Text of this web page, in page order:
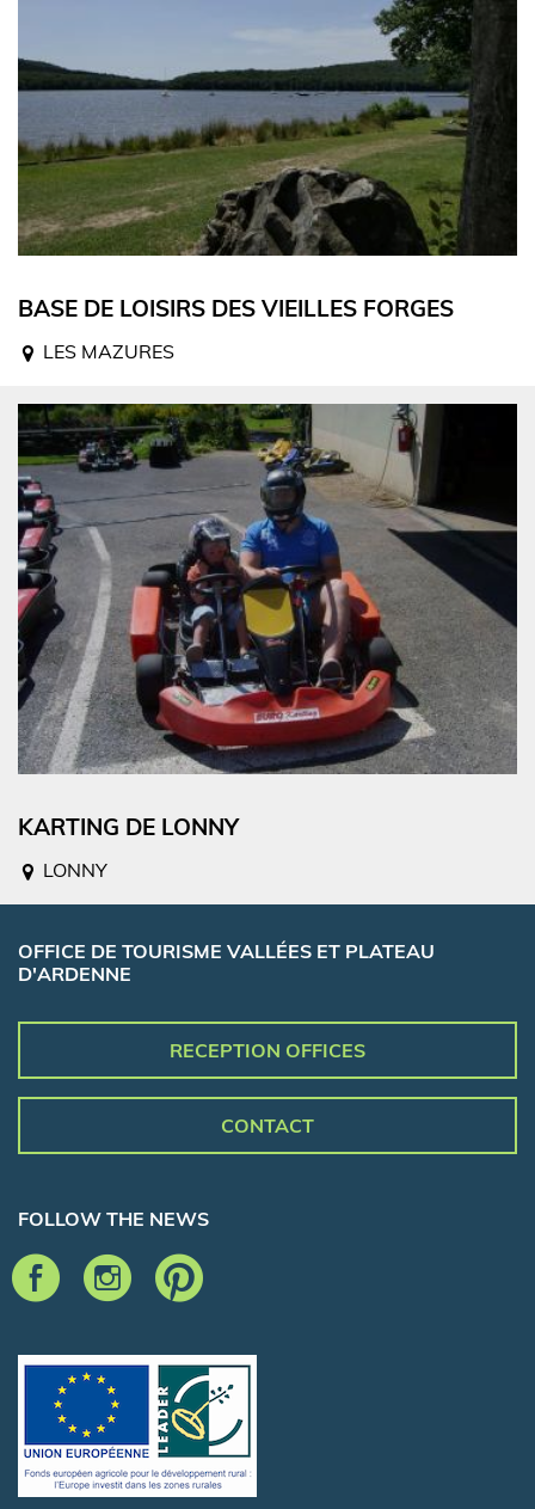
BASE DE LOISIRS DES VIEILLES FORGES
LES MAZURES
KARTING DE LONNY
LONNY
OFFICE DE TOURISME VALLÉES ET PLATEAU
D'ARDENNE
RECEPTION OFFICES
CONTACT
FOLLOW THE NEWS